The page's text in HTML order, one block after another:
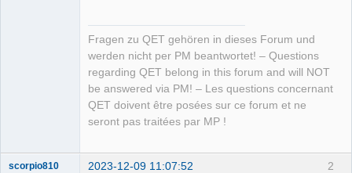
Fragen zu QET gehören in dieses Forum und
werden nicht per PM beantwortet! – Questions
regarding QET belong in this forum and will NOT
be answered via PM! – Les questions concernant
QET doivent être posées sur ce forum et ne
seront pas traitées par MP !
2
scorpio810 2023-12-09 11:07:52